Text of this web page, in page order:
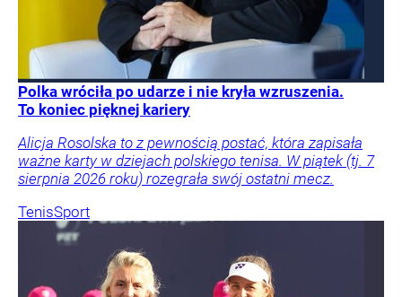
Polka wróciła po udarze i nie kryła wzruszenia.
To koniec pięknej kariery
Alicja Rosolska to z pewnością postać, która zapisała
ważne karty w dziejach polskiego tenisa. W piątek (tj. 7
sierpnia 2026 roku) rozegrała swój ostatni mecz.
TenisSport